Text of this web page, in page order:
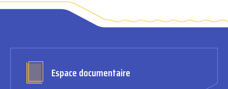
Espace documentaire